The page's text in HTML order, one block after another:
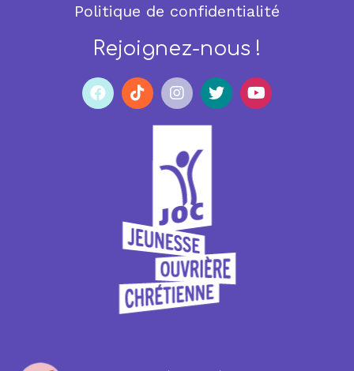
Politique de confidentialité
Rejoignez-nous !